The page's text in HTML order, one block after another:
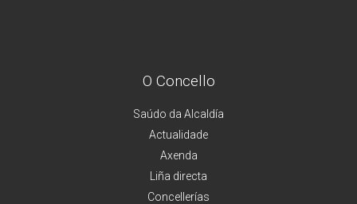
O Concello
Saúdo da Alcaldía
Actualidade
Axenda
Liña directa
Concellerías